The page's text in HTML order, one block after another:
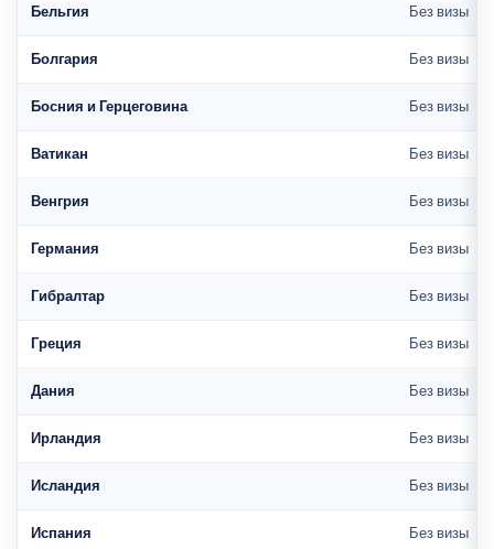
Бельгия Без визы
Болгария Без визы
Босния и Герцеговина Без визы
Ватикан Без визы
Венгрия Без визы
Германия Без визы
Гибралтар Без визы
Греция Без визы
Дания Без визы
Ирландия Без визы
Исландия Без визы
Испания Без визы